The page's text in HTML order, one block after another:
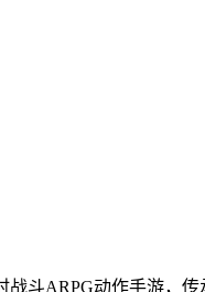
战斗ARPG动作手游，